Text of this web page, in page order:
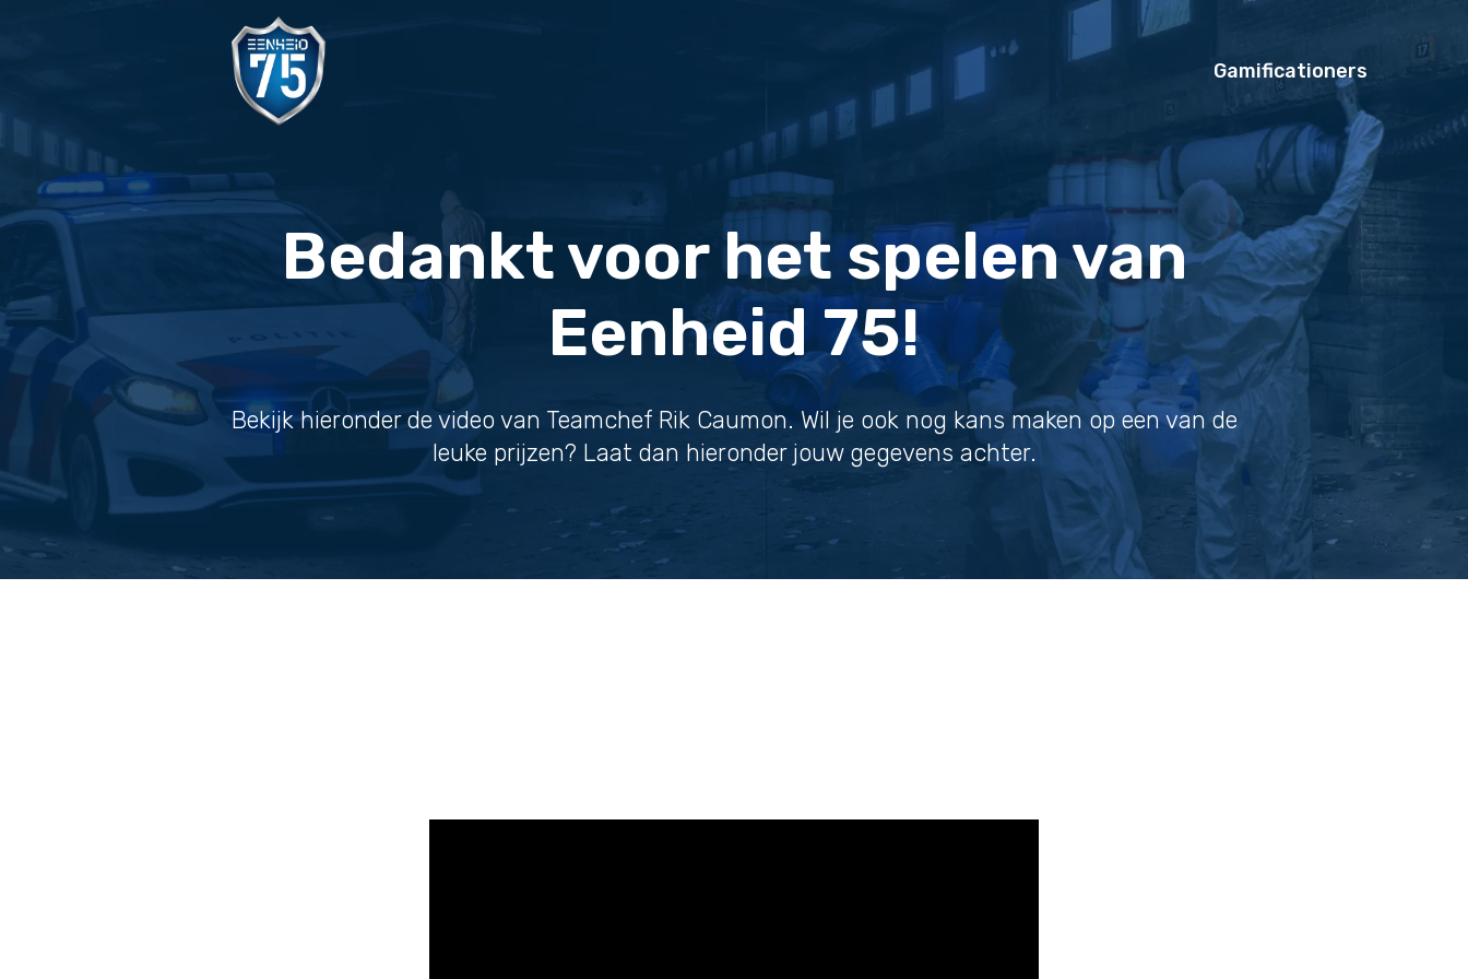
Gamificationers
Bedankt voor het spelen van
Eenheid 75!
Bekijk hieronder de video van Teamchef Rik Caumon. Wil je ook nog kans maken op een van de
leuke prijzen? Laat dan hieronder jouw gegevens achter.